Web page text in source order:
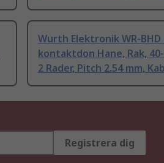
Wurth Elektronik WR-BHD
kontaktdon Hane, Rak,
2 Rader, Pitch 2.54 mm,
Registrera dig